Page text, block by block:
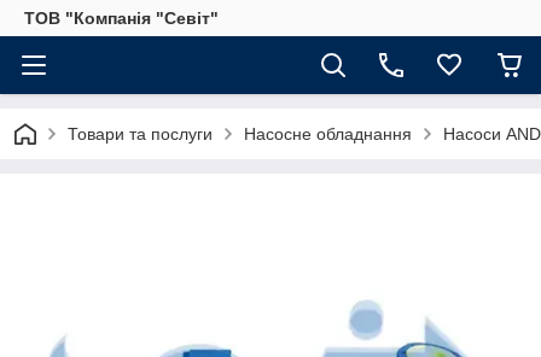
ТОВ "Компанія "Севіт"
Товари та послуги Насосне обладнання Насоси